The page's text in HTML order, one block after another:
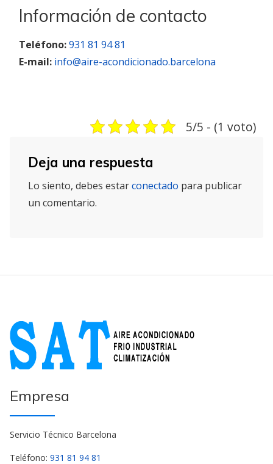
Información de contacto
Teléfono:931 81 94 81
E-mail: info@aire-acondicionado.barcelona
5/5 - (1 voto)
Deja una respuesta
Lo siento, debes estarconectado para publicar
un comentario.
Empresa
Servicio Técnico Barcelona
Teléfono: 931 81 94 81